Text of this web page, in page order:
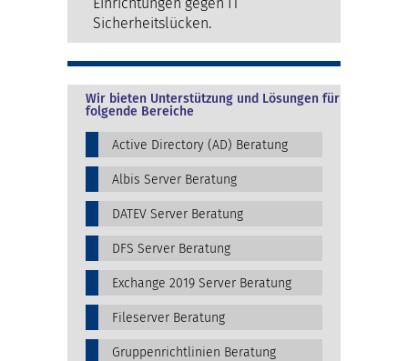
Sicherheitslücken.
Wir bieten Unterstützung und Lösungen für
folgende Bereiche
Active Directory (AD) Beratung
Albis Server Beratung
DATEV Server Beratung
DFS Server Beratung
Exchange 2019 Server Beratung
Fileserver Beratung
Gruppenrichtlinien Beratung